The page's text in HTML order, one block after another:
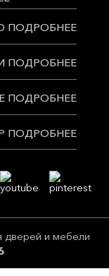
дверей и мебели